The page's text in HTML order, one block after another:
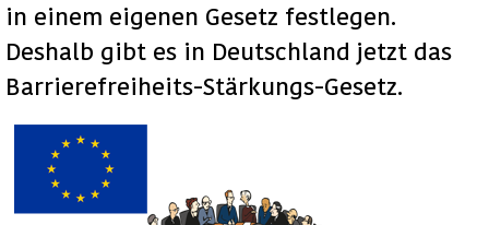
in einem eigenen Gesetz festlegen.
Deshalb gibt es in Deutschland jetzt das
Barrierefreiheits-Stärkungs-Gesetz.